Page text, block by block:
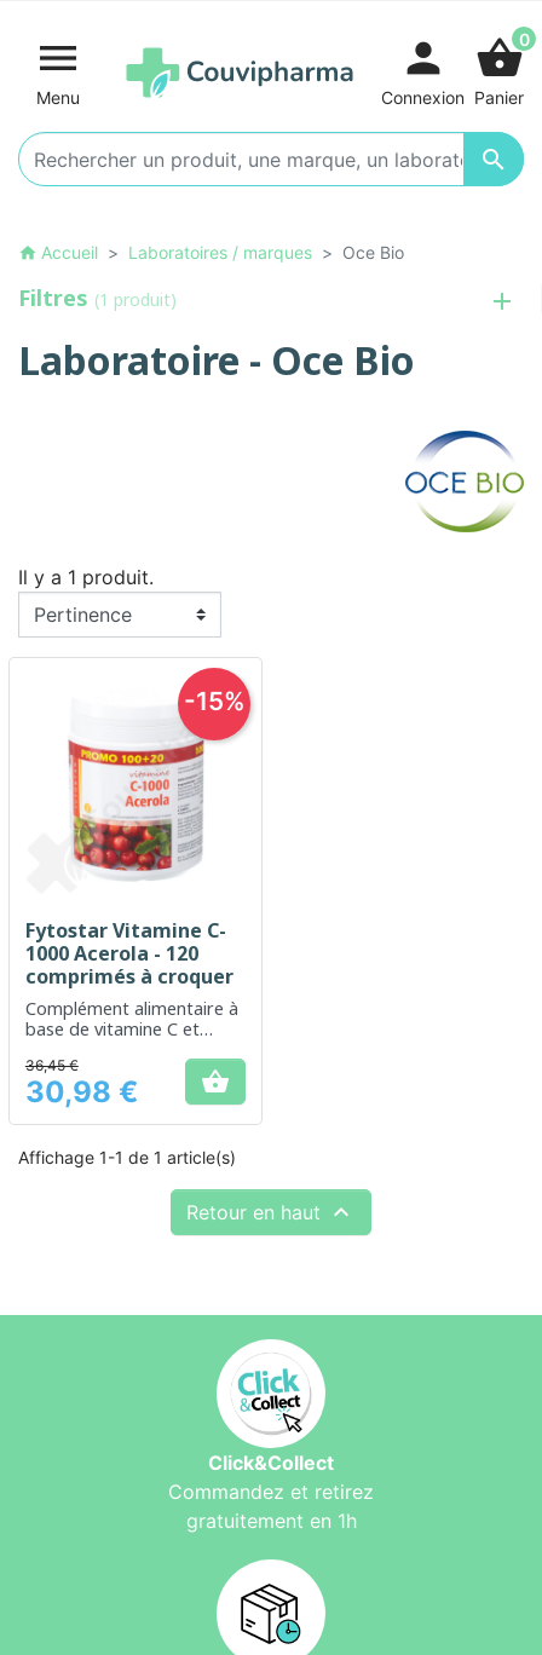

Menu

person
Connexion
shopping_basket0
Panier
home Accueil Laboratoires / marques Oce Bio
Filtres (1 produit)
Laboratoire - Oce Bio
Il y a 1 produit.
Fytostar Vitamine C-
1000 Acerola - 120
comprimés à croquer
Complément alimentaire à
base de vitamine C et
d'énergie et de vitalité
Prix
36,45 €
30,98 € 
-15%
Affichage 1-1 de 1 article(s)
Retour en haut 
Click&Collect
Commandez et retirez
gratuitement en 1h